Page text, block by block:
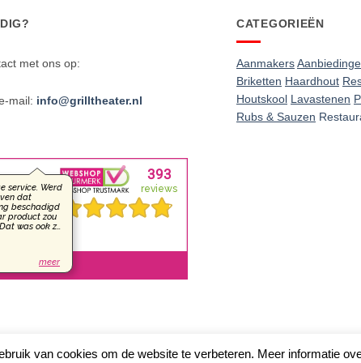
met ons op:
mail: info@grilltheater.nl
CATEGORIEËN
Aanmakers
Briketten Haardhout
Houtskool Lavastenen
Rubs & Sauzen
van cookies om de website te verbeteren. Meer informatie